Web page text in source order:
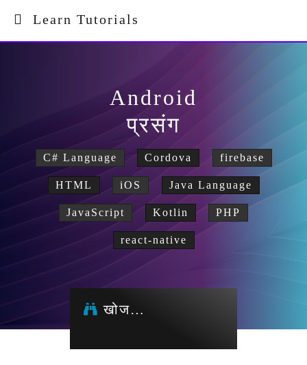
Learn Tutorials
Android
प्रसंग
C# Language Cordova firebase
HTML iOS Java Language
JavaScript Kotlin PHP
react-native
खोज…